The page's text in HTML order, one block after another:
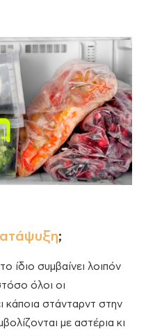
;
ίδιο συμβαίνει λοιπόν
όλοι οι
κάποια στάνταρντ στην
με αστέρια κι